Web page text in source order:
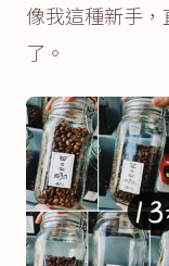
像我這種新手
了。